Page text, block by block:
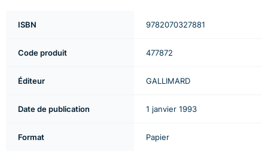
ISBN 9782070327881
Code produit 477872
Éditeur GALLIMARD
Date de publication 1 janvier 1993
Format Papier